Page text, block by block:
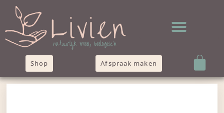
Shop Afspraak maken